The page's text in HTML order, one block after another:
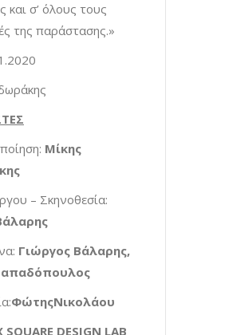
και σ’ όλους τους
της παράστασης.»
Μίκης
– Σκηνοθεσία:
Γιώργος Βάλαρης,
ΦώτηςΝικολάου
SQUARE DESIGN LAB